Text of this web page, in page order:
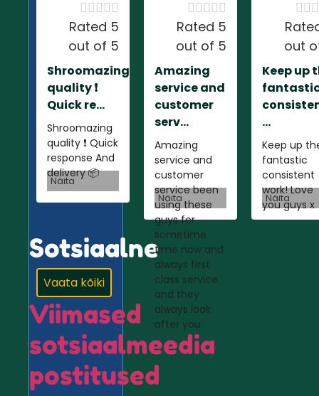

Rated 5
out of 5
Shroomazing
quality ❗️
Quick re...
Shroomazing
quality ❗️ Quick
response And
delivery 📦
Näita

Rated 5
out of 5
Amazing
service and
customer
serv...
Amazing
service and
customer
service been
using these
guys for
sometime
time now and
always first
class service
and they
always look
after you
Näita

out
Keep up
...
Keep up
fantastic
consistent
work! Love
you guys x
Näita
Sotsiaalne
Vaata kõiki
Viimased
sotsiaalmeedia
postitused